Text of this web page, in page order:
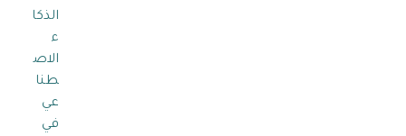
الذكا
ء
الاص
طنا
عي
في